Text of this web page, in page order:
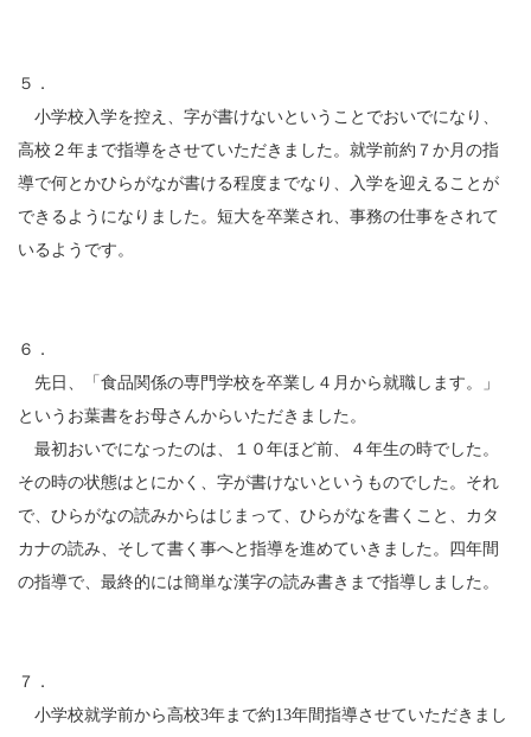
５．
小学校入学を控え、字が書けないということでおいでになり、
高校２年まで指導をさせていただきました。就学前約７か月の指
導で何とかひらがなが書ける程度までなり、入学を迎えることが
できるようになりました。短大を卒業され、事務の仕事をされて
いるようです。
６．
先日、「食品関係の専門学校を卒業し４月から就職します。」
というお葉書をお母さんからいただきました。
最初おいでになったのは、１０年ほど前、４年生の時でした。
その時の状態はとにかく、字が書けないというものでした。それ
で、ひらがなの読みからはじまって、ひらがなを書くこと、カタ
カナの読み、そして書く事へと指導を進めていきました。四年間
の指導で、最終的には簡単な漢字の読み書きまで指導しました。
７．
小学校就学前から高校3年まで約13年間指導させていただきまし